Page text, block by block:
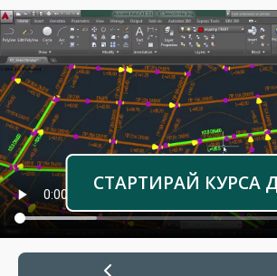
СТАРТИРАЙ КУРСА